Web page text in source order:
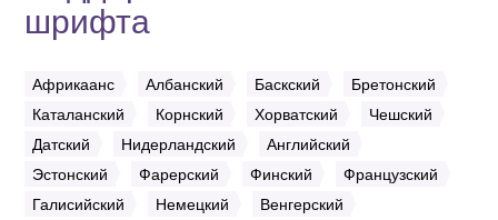
шрифта
Африкаанс Албанский Баскский
Бретонский
Каталанский
Корнский Хорватский
Чешский
Датский
Нидерландский
Английский
Эстонский
Фарерский Финский
Французский
Галисийский
Немецкий
Венгерский